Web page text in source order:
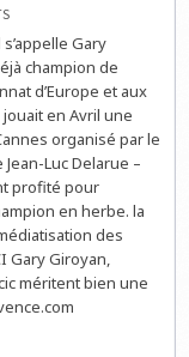
ON
:
FRANCE
2
EST
VENUE
FILMER
PRODIGE
DES
ÉCHECS
Gary
champion de
d’Europe et aux
en Avril une
organisé par le
Luc Delarue –
profité pour
en herbe. la
des
Gary Giroyan,
méritent bien une